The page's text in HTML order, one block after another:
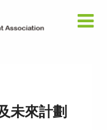
未來計劃